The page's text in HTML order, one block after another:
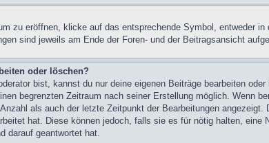
zu eröffnen, klicke auf das entsprechende Symbol, entweder
sind jeweils am Ende der Foren- und der Beitragsansicht
oder löschen?
bist, kannst du nur deine eigenen Beiträge bearbeiten
begrenzten Zeitraum nach seiner Erstellung möglich. Wenn
als auch der letzte Zeitpunkt der Bearbeitungen
hat. Diese können jedoch, falls sie es für nötig halten,
darauf geantwortet hat.